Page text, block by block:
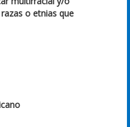
o etnias que